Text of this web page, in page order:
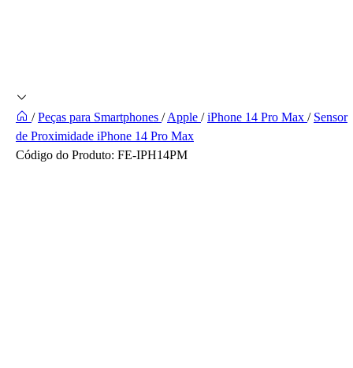
/ Peças para Smartphones /Apple / iPhone 14 Pro Max / Sensor
de Proximidade iPhone 14 Pro Max
Código do Produto: FE-IPH14PM